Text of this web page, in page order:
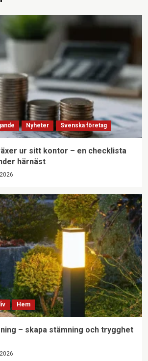
Nyheter Svenska företag
ur sitt kontor – en checklista
härnäst
Hem
– skapa stämning och trygghet